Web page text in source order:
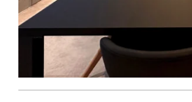
Stand e showroom